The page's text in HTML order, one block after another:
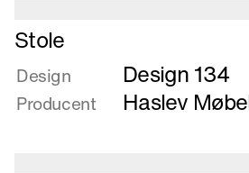
Læs
mere
om
Stole
Stole
Design Design 134
Producent Haslev